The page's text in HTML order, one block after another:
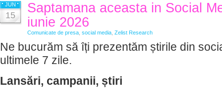
JUN
15
Saptamana aceasta in Social
iunie 2026
Comunicate de presa social media Zelist Research
Ne bucurăm să îți prezentăm știrile din
ultimele 7 zile.
Lansări, campanii, știri